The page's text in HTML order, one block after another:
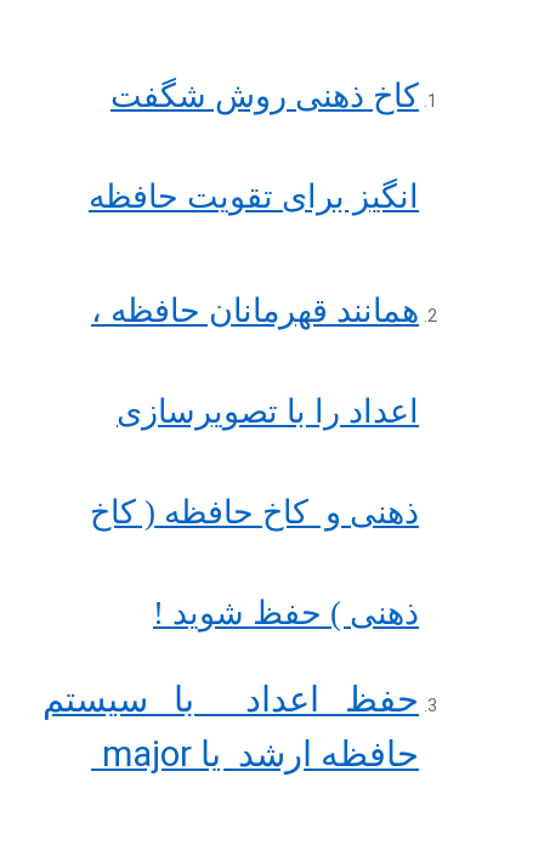
کاخ ذهنی روش شگفت
انگیز برای تقویت حافظه
همانند قهرمانان حافظه ،
اعداد را با تصویرسازی
ذهنی و کاخ حافظه ( کاخ
ذهنی ) حفظ شوید !
حفظ اعداد با سیستم
حافظه ارشد یا major